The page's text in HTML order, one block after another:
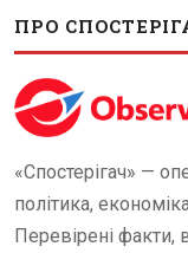
ПРО
«Спостерігач» —
політика,
Перевірені факти,